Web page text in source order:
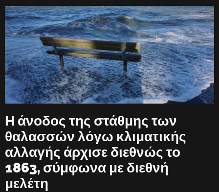
Η άνοδος της στάθμης των
θαλασσών λόγω κλιματικής
αλλαγής άρχισε διεθνώς το
1863, σύμφωνα με διεθνή
μελέτη